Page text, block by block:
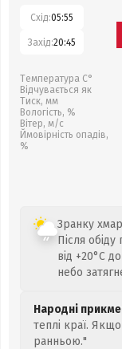
Схід:05:55
Захід:20:45
Температура С°
Відчувається як
Тиск, мм
Вологість, %
Вітер, м/с
Ймовірність опадів,
%
Зранку
Після
від +20°C
небо
Народні
теплі краї.
ранньою."